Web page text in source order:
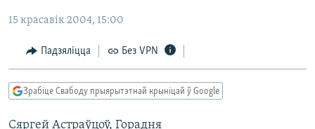
да
навігацыі
Перайсьці
да
ПАЛІТЫКА
ЭКАНОМІКА
БЕЛАРУСЫ НА ВАЙНЕ
ГІСТОРЫЯ НА СВАБОДЗЕ
ПАДКАСТЫ
АЎДЫЁКНІГІ
ПАДЗЯЛІЦЦА ІНФАРМАЦЫЯЙ
RSS
ПАДКАСТЫ
TWITTER
15 красавік 2004, 15:00
Падзяліцца Без VPN
Зрабіце Свабоду прыярытэтнай крыніцай ў Google
Сяргей Астраўцоў, Горадня